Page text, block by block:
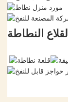
القلاع النطاطة